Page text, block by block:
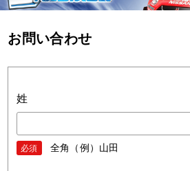
お問い合わせ
姓
必須 全角（例）山田